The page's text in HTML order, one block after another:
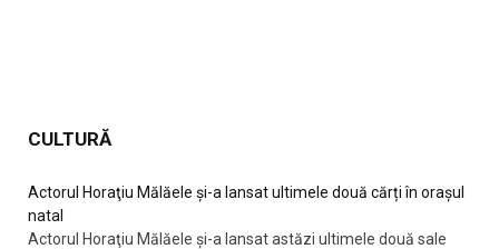
CULTURĂ
Actorul Horaţiu Mălăele și-a lansat ultimele două cărți în orașul
natal
Actorul Horaţiu Mălăele şi-a lansat astăzi ultimele două sale